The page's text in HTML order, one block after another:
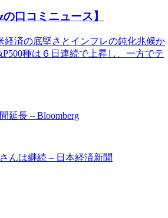
口コミニュース】
経済の底堅さとインフレの鈍化兆候か
種は６日連続で上昇し、一方でテ
延長 – Bloomberg
んは継続 – 日本経済新聞